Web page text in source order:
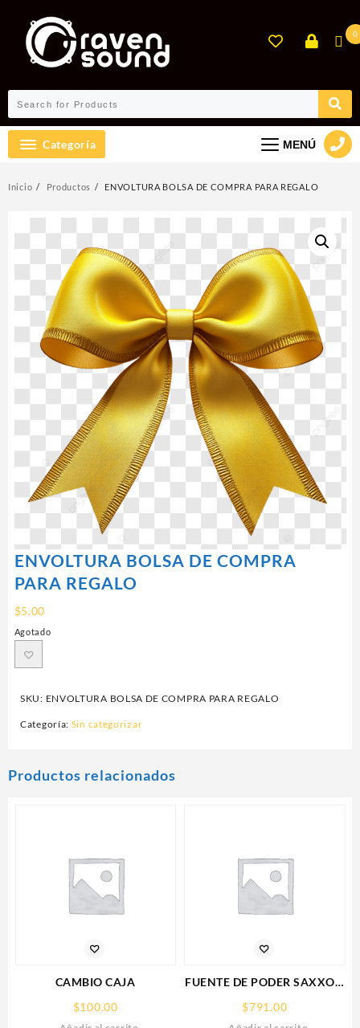
contenido
0
Categoría MENÚ
Inicio Productos ENVOLTURA BOLSA DE COMPRA PARA REGALO
ENVOLTURA BOLSA DE COMPRA
PARA REGALO
$5.00
Agotado
SKU: ENVOLTURA BOLSA DE COMPRA PARA REGALO
Categoría: Sin categorizar
Productos relacionados
CAMBIO CAJA
$100.00
FUENTE DE PODER SAXXON
REGULADA,12V,10
$791.00